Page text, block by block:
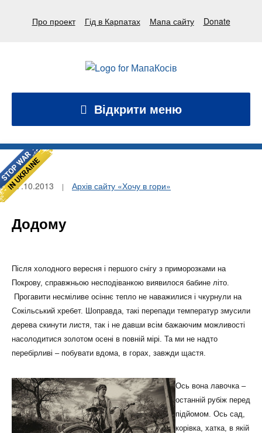
Про проект Гід в Карпатах Мапа сайту Donate
Відкрити меню
27.10.2013 Архів сайту «Хочу в гори»
Додому
Після холодного вересня і першого снігу з приморозками на
Покрову, справжньою несподіванкою виявилося бабине літо.
Прогавити несміливе осіннє тепло не наважилися і чкурнули на
Сокільський хребет. Шоправда, такі перепади температур змусили
дерева скинути листя, так і не давши всім бажаючим можливості
насолодитися золотом осені в повній мірі. Та ми не надто
перебірливі – побувати вдома, в горах, завжди щастя.
Ось вона лавочка –
останній рубіж перед
підйомом. Ось сад,
корівка, хатка, в якій